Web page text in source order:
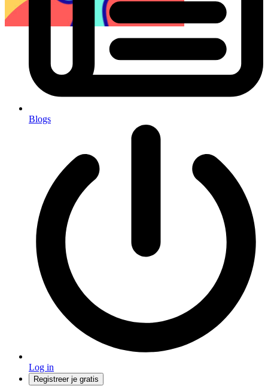
Blogs
Log in
Registreer je gratis